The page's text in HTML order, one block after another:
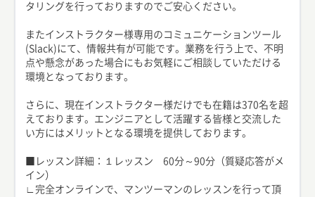
タリングを行っておりますのでご安心ください。
またインストラクター様専用のコミュニケーションツール
(Slack)にて、情報共有が可能です。業務を行う上で、不明
点や懸念があった場合にもお気軽にご相談していただける
環境となっております。
さらに、現在インストラクター様だけでも在籍は370名を超
えております。エンジニアとして活躍する皆様と交流した
い方にはメリットとなる環境を提供しております。
■レッスン詳細：１レッスン 60分～90分（質疑応答がメ
イン）
∟完全オンラインで、マンツーマンのレッスンを行って頂